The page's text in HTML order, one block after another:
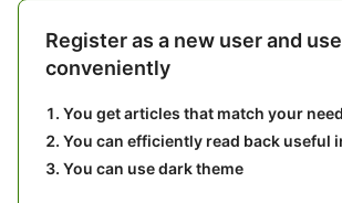
Register as a new user and
conveniently
You get articles that match your
You can efficiently read back useful
You can use dark theme